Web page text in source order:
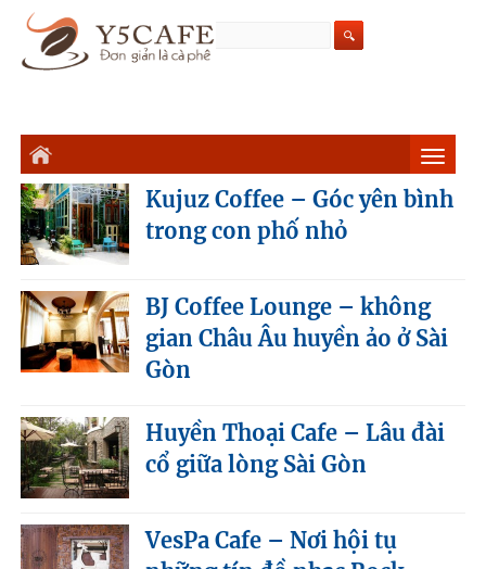
Kujuz Coffee – Góc yên bình
trong con phố nhỏ
BJ Coffee Lounge – không
gian Châu Âu huyền ảo ở Sài
Gòn
Huyền Thoại Cafe – Lâu đài
cổ giữa lòng Sài Gòn
VesPa Cafe – Nơi hội tụ